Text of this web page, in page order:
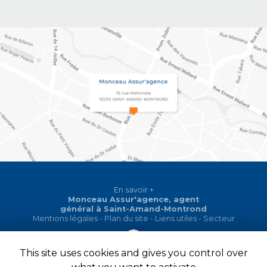
En savoir +
Monceau Assur'agence
Fermer
Monceau Assur'agence, agent
général
à Saint-Amand-Montrond
Mentions légales- Plan du site - Liens utiles- Secteur
Création et référencement de site Internet
This site uses cookies and gives you control over